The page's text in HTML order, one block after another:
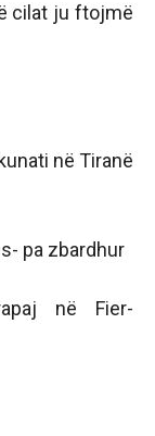
cilat ju ftojmë
në Tiranë
pa zbardhur
në Fier-